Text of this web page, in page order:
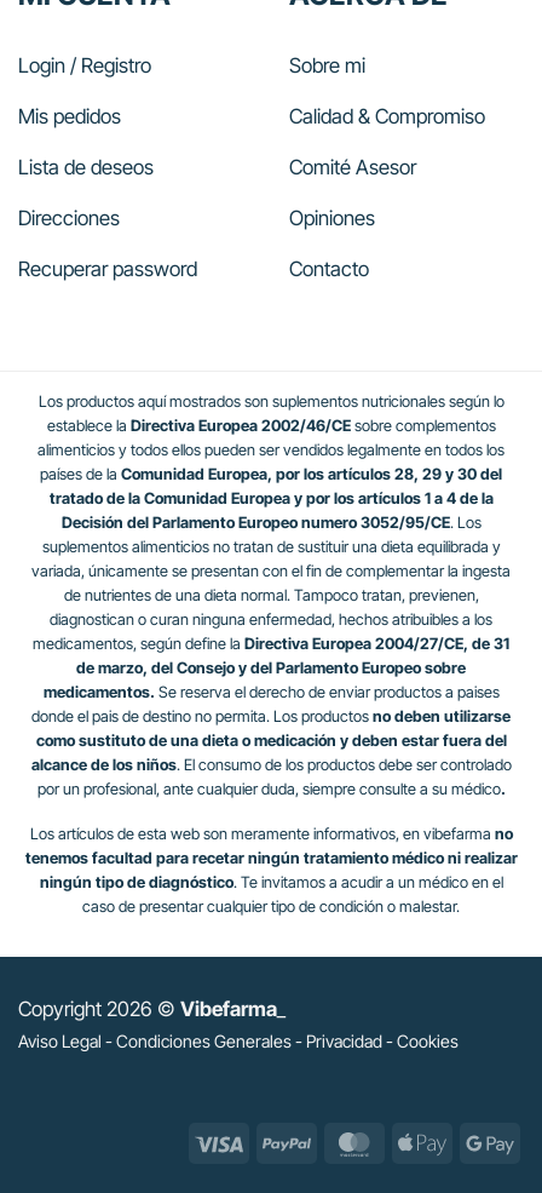
Login / Registro
Mis pedidos
Lista de deseos
Direcciones
Recuperar password
Sobre mi
Calidad & Compromiso
Comité Asesor
Opiniones
Contacto
Los productos aquí mostrados son suplementos nutricionales según lo
establece la Directiva Europea 2002/46/CEsobre complementos
alimenticios y todos ellos pueden ser vendidos legalmente en todos los
países de la Comunidad Europea, por los artículos 28, 29 y 30 del
tratado de la Comunidad Europea y por los artículos 1 a 4 de la
Decisión del Parlamento Europeo numero 3052/95/CE. Los
suplementos alimenticios no tratan de sustituir una dieta equilibrada y
variada, únicamente se presentan con el fin de complementar la ingesta
de nutrientes de una dieta normal. Tampoco tratan, previenen,
diagnostican o curan ninguna enfermedad, hechos atribuibles a los
medicamentos, según define la Directiva Europea 2004/27/CE, de 31
de marzo, del Consejo y del Parlamento Europeo sobre
medicamentos. Se reserva el derecho de enviar productos a paises
donde el pais de destino no permita. Los productos no deben utilizarse
como sustituto de una dieta o medicación y deben estar fuera del
alcance de los niños. El consumo de los productos debe ser controlado
por un profesional, ante cualquier duda, siempre consulte a su médico.
Los artículos de esta web son meramente informativos, en vibefarma no
tenemos facultad para recetar ningún tratamiento médico ni realizar
ningún tipo de diagnóstico. Te invitamos a acudir a un médico en el
caso de presentar cualquier tipo de condición o malestar.
Copyright 2026 © Vibefarma
Aviso Legal -Condiciones Generales- Privacidad-Cookies
Visa PayPal MasterCard
Apple